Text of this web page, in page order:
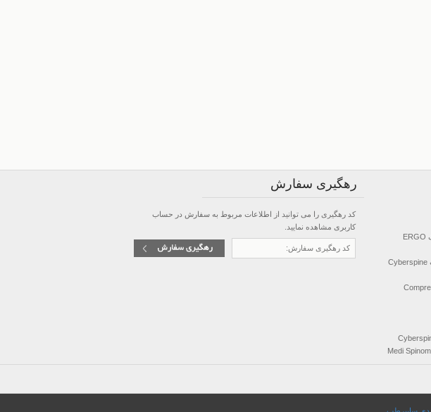
کمربند طبی پیشرفته قرقره ای طبی سایبرتک ERGO
کمربند طبی پیشرفته قرقره ای ستون فقرات Cyberspine
رهگیری سفارش
کد رهگیری را می توانید از اطلاعات مربوط به سفارش در حساب
کاربری مشاهده نمایید.